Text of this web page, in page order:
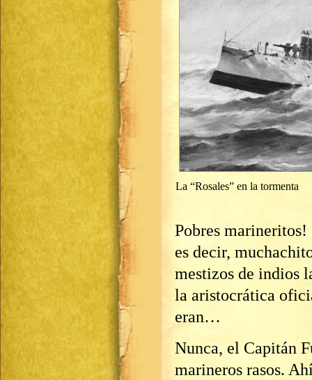
La “Rosales” en la tormenta
Pobres marineritos!
es decir,
mestizos de indios
la aristocrática
eran…
Nunca, el Capitán
marineros rasos.